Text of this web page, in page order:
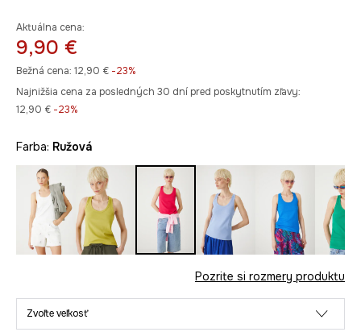
Aktuálna cena:
9,90 €
Bežná cena: 12,90 € -23%
Najnižšia cena za posledných 30 dní pred poskytnutím zľavy:
12,90 € -23%
Farba: ružová
Pozrite si rozmery produktu
Zvoľte veľkosť